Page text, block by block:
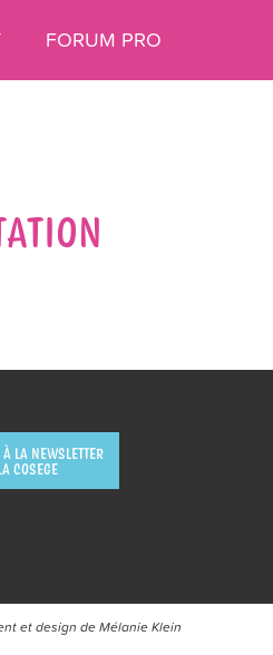
FORUM PRO
LA NEWSLETTER
COSEGE
et design deMélanie Klein